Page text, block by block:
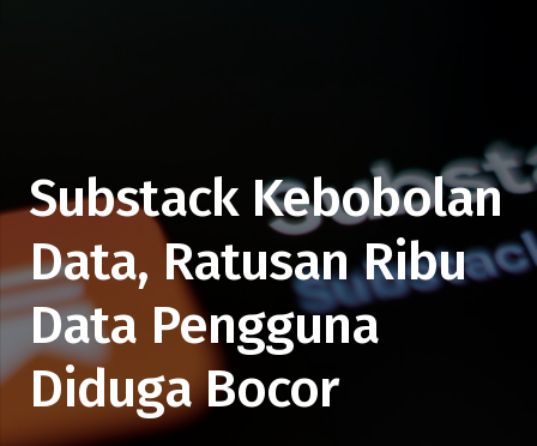
Substack Kebobolan
Data, Ratusan Ribu
Data Pengguna
Diduga Bocor